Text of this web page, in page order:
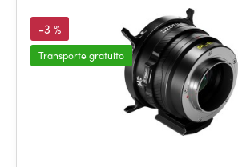
-3 %
Transporte gratuito